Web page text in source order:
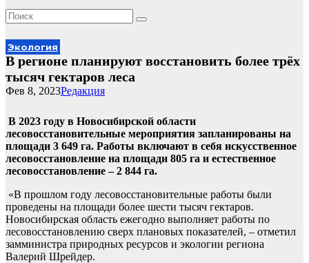
Экология
В регионе планируют восстановить более трёх
тысяч гектаров леса
Редакция
Фев 8, 2023
В 2023 году в Новосибирской области
лесовосстановительные мероприятия запланированы на
площади 3 649 га. Работы включают в себя искусственное
лесовосстановление на площади 805 га и естественное
лесовосстановление – 2 844 га.
«В прошлом году лесовосстановительные работы были
проведены на площади более шести тысяч гектаров.
Новосибирская область ежегодно выполняет работы по
лесовосстановлению сверх плановых показателей, – отметил
замминистра природных ресурсов и экологии региона
Валерий Шрейдер.